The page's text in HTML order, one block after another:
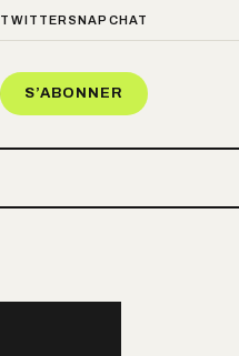
TWITTER SNAPCHAT
S’ABONNER